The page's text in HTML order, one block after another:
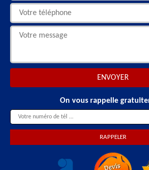
On vous rappelle